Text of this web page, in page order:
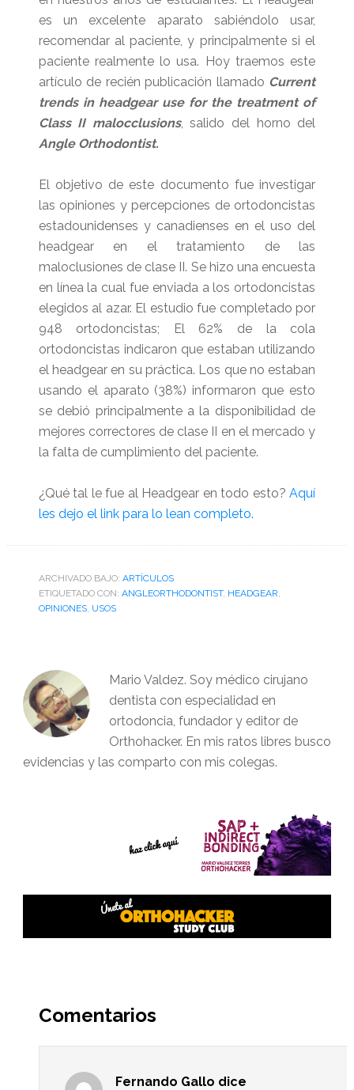
es un excelente aparato sabiéndolo usar,
recomendar al paciente, y principalmente si el
paciente realmente lo usa. Hoy traemos este
artículo de recién publicación llamado Current
trends in headgear use for the treatment of
Class II malocclusions, salido del horno del
Angle Orthodontist.
El objetivo de este documento fue investigar
las opiniones y percepciones de ortodoncistas
estadounidenses y canadienses en el uso del
headgear en el tratamiento de las
maloclusiones de clase II. Se hizo una encuesta
en línea la cual fue enviada a los ortodoncistas
elegidos al azar. El estudio fue completado por
948 ortodoncistas; El 62% de la cola
ortodoncistas indicaron que estaban utilizando
el headgear en su práctica. Los que no estaban
usando el aparato (38%) informaron que esto
se debió principalmente a la disponibilidad de
mejores correctores de clase II en el mercado y
la falta de cumplimiento del paciente.
¿Qué tal le fue al Headgear en todo esto?Aquí
les dejo el link para lo lean completo.
ARCHIVADO BAJO: ARTÌCULOS
ETIQUETADO CON: ANGLEORTHODONTIST, HEADGEAR
OPINIONES, USOS
Mario Valdez. Soy médico cirujano
dentista con especialidad en
ortodoncia, fundador y editor de
Orthohacker. En mis ratos libres busco
evidencias y las comparto con mis colegas.
del
lector
Comentarios
Fernando Gallo dice